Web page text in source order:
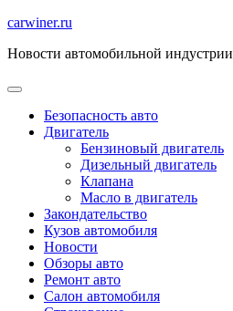
Перейти
содержимому
carwiner.ru
Новости автомобильной индустрии
Безопасность авто
Двигатель
Бензиновый двигатель
Дизельный двигатель
Клапана
Масло в двигатель
Закондательство
Кузов автомобиля
Новости
Обзоры авто
Ремонт авто
Салон автомобиля